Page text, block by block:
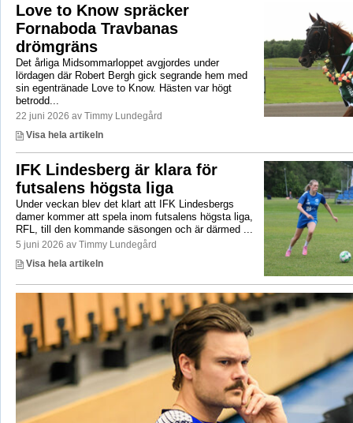
Love to Know spräcker
Fornaboda Travbanas
drömgräns
Det årliga Midsommarloppet avgjordes under
lördagen där Robert Bergh gick segrande hem med
sin egentränade Love to Know. Hästen var högt
betrodd...
22 juni 2026 av Timmy Lundegård
Visa hela artikeln
IFK Lindesberg är klara för
futsalens högsta liga
Under veckan blev det klart att IFK Lindesbergs
damer kommer att spela inom futsalens högsta liga,
RFL, till den kommande säsongen och är därmed ...
5 juni 2026 av Timmy Lundegård
Visa hela artikeln